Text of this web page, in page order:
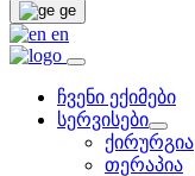
ge
en
ჩვენი ექიმები
სერვისები
ქირურგია
თერაპია